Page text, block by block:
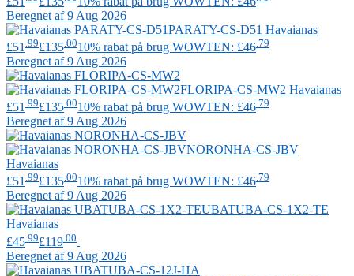
Beregnet af 9 Aug 2026
PARATY-CS-D51 Havaianas
£51 .99£135 .0010% rabat på brug WOWTEN: £46 .79
Beregnet af 9 Aug 2026
FLORIPA-CS-MW2 Havaianas
£51 .99£135 .0010% rabat på brug WOWTEN: £46 .79
Beregnet af 9 Aug 2026
NORONHA-CS-JBV
Havaianas
£51.99£135.0010% rabat på brug WOWTEN: £46.79
Beregnet af 9 Aug 2026
UBATUBA-CS-1X2-TE
Havaianas
£45 .99£119 .00
Beregnet af 9 Aug 2026